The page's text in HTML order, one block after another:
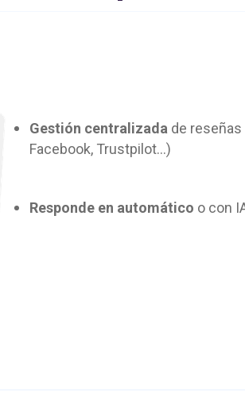
Gestión centralizada de reseñas
Facebook, Trustpilot…)
Responde en automático o con